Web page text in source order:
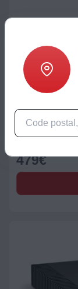
Ampli intégré
Denon PMA-
479€